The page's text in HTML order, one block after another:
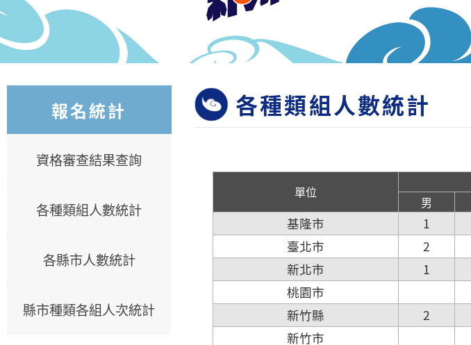
報名統計
資格審查結果查詢
各種類組人數統計
各縣市人數統計
縣市種類各組人次統計
各種類組人數統計
單位
男
基隆市 1
臺北市
2
新北市
1
桃園市
新竹縣
2
新竹市